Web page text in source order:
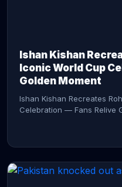
Ishan Kishan
Iconic World Cup
Golden Moment
Ishan Kishan Recreates
Celebration — Fans Relive